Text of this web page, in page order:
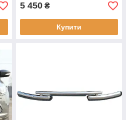
5 450 ₴
Купити